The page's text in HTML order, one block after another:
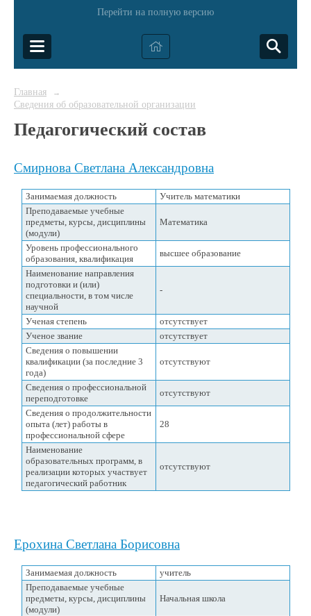
Перейти на полную версию
Главная →
Сведения об образовательной организации
Педагогический состав
Смирнова Светлана Александровна
Занимаемая должность
Учитель математики
Преподаваемые учебные
предметы, курсы, дисциплины
(модули)
Математика
Уровень профессионального
образования, квалификация
высшее образование
Наименование направления
подготовки и (или)
специальности, в том числе
научной
-
Ученая степень
отсутствует
Ученое звание
отсутствует
Сведения о повышении
квалификации (за последние 3
года)
отсутствуют
Сведения о профессиональной
переподготовке
отсутствуют
Сведения о продолжительности
опыта (лет) работы в
профессиональной сфере
28
Наименование
образовательных программ, в
реализации которых участвует
педагогический работник
отсутствуют
Ерохина Светлана Борисовна
Занимаемая должность
учитель
Преподаваемые учебные
предметы, курсы, дисциплины
(модули)
Начальная школа